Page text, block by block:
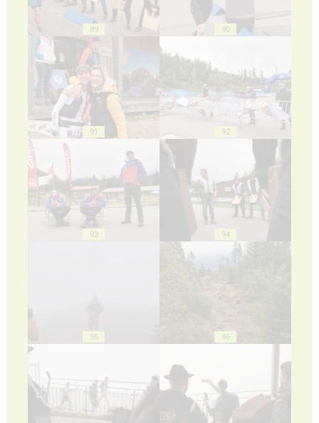
89 90
91 92
93 94
95 96